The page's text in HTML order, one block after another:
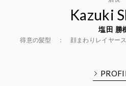
Kazuki
塩田 勝
得意の髪型 ： 顔まわりレイヤー